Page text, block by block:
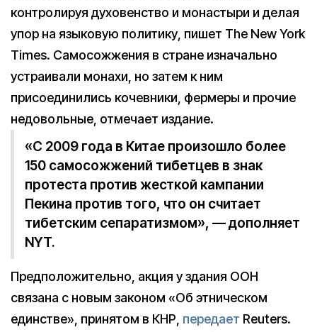
контролируя духовенство и монастыри и делая
упор на языковую политику, пишет The New York
Times. Самосожжения в стране изначально
устраивали монахи, но затем к ним
присоединились кочевники, фермеры и прочие
недовольные, отмечает издание.
«С 2009 года в Китае произошло более
150 самосожжений тибетцев в знак
протеста против жесткой кампании
Пекина против того, что он считает
тибетским сепаратизмом», — дополняет
NYT.
Предположительно, акция у здания ООН
связана с новым законом «Об этническом
единстве», принятом в КНР, передает Reuters.